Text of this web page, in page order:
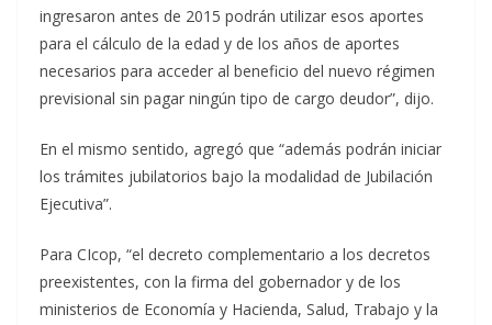
ingresaron antes de 2015 podrán utilizar esos aportes
para el cálculo de la edad y de los años de aportes
necesarios para acceder al beneficio del nuevo régimen
previsional sin pagar ningún tipo de cargo deudor”, dijo.
En el mismo sentido, agregó que “además podrán iniciar
los trámites jubilatorios bajo la modalidad de Jubilación
Ejecutiva”.
Para CIcop, “el decreto complementario a los decretos
preexistentes, con la firma del gobernador y de los
ministerios de Economía y Hacienda, Salud, Trabajo y la